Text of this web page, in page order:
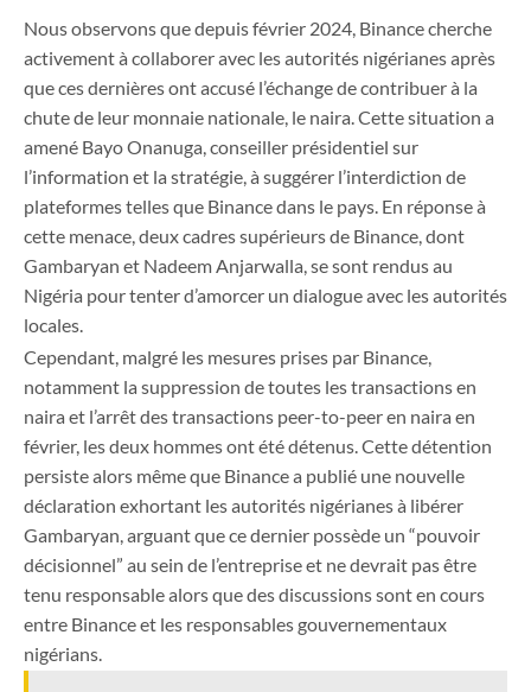
Nous observons que depuis février 2024, Binance cherche
activement à collaborer avec les autorités nigérianes après
que ces dernières ont accusé l’échange de contribuer à la
chute de leur monnaie nationale, le naira. Cette situation a
amené Bayo Onanuga, conseiller présidentiel sur
l’information et la stratégie, à suggérer l’interdiction de
plateformes telles que Binance dans le pays. En réponse à
cette menace, deux cadres supérieurs de Binance, dont
Gambaryan et Nadeem Anjarwalla, se sont rendus au
Nigéria pour tenter d’amorcer un dialogue avec les autorités
locales.
Cependant, malgré les mesures prises par Binance,
notamment la suppression de toutes les transactions en
naira et l’arrêt des transactions peer-to-peer en naira en
février, les deux hommes ont été détenus. Cette détention
persiste alors même que Binance a publié une nouvelle
déclaration exhortant les autorités nigérianes à libérer
Gambaryan, arguant que ce dernier possède un “pouvoir
décisionnel” au sein de l’entreprise et ne devrait pas être
tenu responsable alors que des discussions sont en cours
entre Binance et les responsables gouvernementaux
nigérians.